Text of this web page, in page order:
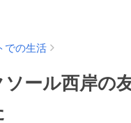
での生活
ール西岸の